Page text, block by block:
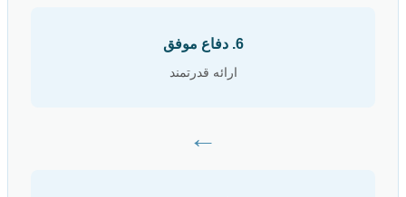
6. دفاع موفق
ارائه قدرتمند
←